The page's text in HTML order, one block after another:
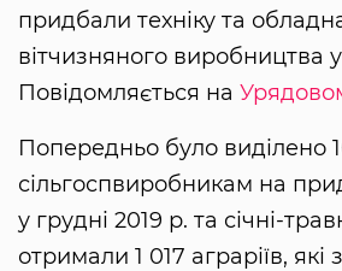
придбали техніку та
вітчизняного виробництва
Повідомляється на
Попередньо було виділено
сільгоспвиробникам на
у грудні 2019 р. та січні-
отримали 1 017 аграріїв, які